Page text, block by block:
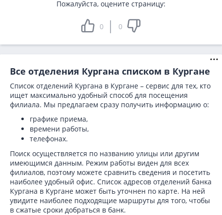
Пожалуйста, оцените страницу:
0 0
Все отделения Кургана списком в Кургане
Список отделений Кургана в Кургане – сервис для тех, кто
ищет максимально удобный способ для посещения
филиала. Мы предлагаем сразу получить информацию о:
графике приема,
времени работы,
телефонах.
Поиск осуществляется по названию улицы или другим
имеющимся данным. Режим работы виден для всех
филиалов, поэтому можете сравнить сведения и посетить
наиболее удобный офис. Список адресов отделений банка
Кургана в Кургане может быть уточнен по карте. На ней
увидите наиболее подходящие маршруты для того, чтобы
в сжатые сроки добраться в банк.